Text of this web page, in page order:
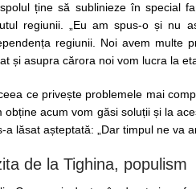
ține să sublinieze în special
regiunii. „Eu am spus-o și nu
regiunii. Noi avem multe
și asupra cărora noi vom lucra la
ceea ce privește problemele mai
obține acum vom găsi soluții și la
a lăsat așteptată: „Dar timpul ne va
de la Tighina, populism